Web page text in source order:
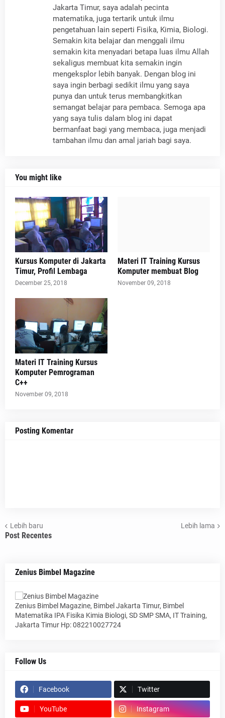
Jakarta Timur, saya adalah pecinta
matematika, juga tertarik untuk ilmu
pengetahuan lain seperti Fisika, Kimia, Biologi.
Semakin kita belajar dan menggali ilmu
semakin kita menyadari betapa luas ilmu Allah
sekaligus membuat kita semakin ingin
mengeksplor lebih banyak. Dengan blog ini
saya ingin berbagi sedikit ilmu yang saya
punya dan untuk terus membangkitkan
semangat belajar para pembaca. Semoga apa
yang saya tulis dalam blog ini dapat
bermanfaat bagi yang membaca, juga menjadi
tambahan ilmu dan amal jariah bagi saya.
You might like
Kursus Komputer di Jakarta
Timur, Profil Lembaga
December 25, 2018
Materi IT Training Kursus
Komputer membuat Blog
November 09, 2018
Materi IT Training Kursus
Komputer Pemrograman
C++
November 09, 2018
Posting Komentar
Lebih baru Lebih lama
Post Recentes
Zenius Bimbel Magazine
Zenius Bimbel Magazine, Bimbel Jakarta Timur, Bimbel
Matematika IPA Fisika Kimia Biologi, SD SMP SMA, IT Training,
Jakarta Timur Hp: 082210027724
Follow Us
Facebook Twitter
YouTube Instagram